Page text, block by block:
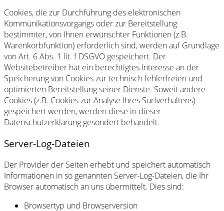
Cookies, die zur Durchführung des elektronischen
Kommunikationsvorgangs oder zur Bereitstellung
bestimmter, von Ihnen erwünschter Funktionen (z.B.
Warenkorbfunktion) erforderlich sind, werden auf Grundlage
von Art. 6 Abs. 1 lit. f DSGVO gespeichert. Der
Websitebetreiber hat ein berechtigtes Interesse an der
Speicherung von Cookies zur technisch fehlerfreien und
optimierten Bereitstellung seiner Dienste. Soweit andere
Cookies (z.B. Cookies zur Analyse Ihres Surfverhaltens)
gespeichert werden, werden diese in dieser
Datenschutzerklärung gesondert behandelt.
Server-Log-Dateien
Der Provider der Seiten erhebt und speichert automatisch
Informationen in so genannten Server-Log-Dateien, die Ihr
Browser automatisch an uns übermittelt. Dies sind:
Browsertyp und Browserversion